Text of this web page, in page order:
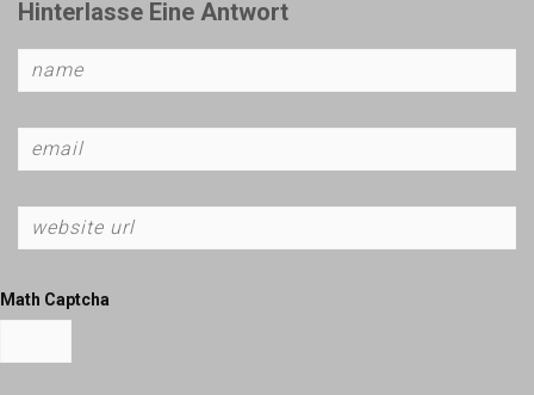
Hinterlasse Eine Antwort
Math Captcha